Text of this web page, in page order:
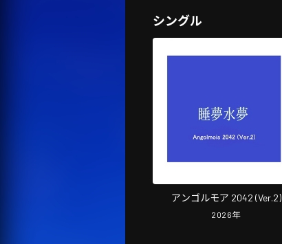
シングル
アンゴルモア 2042 (Ver.2)
2026年